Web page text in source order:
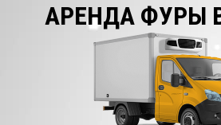
АРЕНДА ФУРЫ